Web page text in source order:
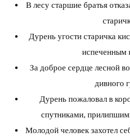
В лесу старшие братья
Дурень угости старичка
испеченным
За доброе сердце лесной
дивного
Дурень пожаловал в
спутниками,
Молодой человек захотел